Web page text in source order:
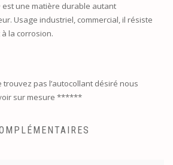
est une matière durable autant
Usage industriel, commercial, il résiste
la corrosion.
pas l’autocollant désiré nous
sur mesure ******